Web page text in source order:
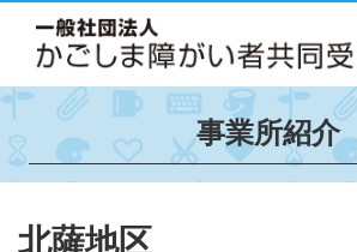
事業所紹介
北薩地区